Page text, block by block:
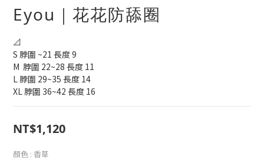
Eyou｜花花防舔圈
📐
S 脖圍 ~21 長度 9
M  脖圍 22~28 長度 11
L 脖圍 29~35 長度 14
XL 脖圍 36~42 長度 16
NT$1,120
顏色 : 香草